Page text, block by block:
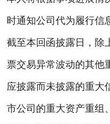
时通知公司代为履行信
截至本回函披露日，除
票交易异常波动的其他
应披露而未披露的重大
市公司的重大资产重组